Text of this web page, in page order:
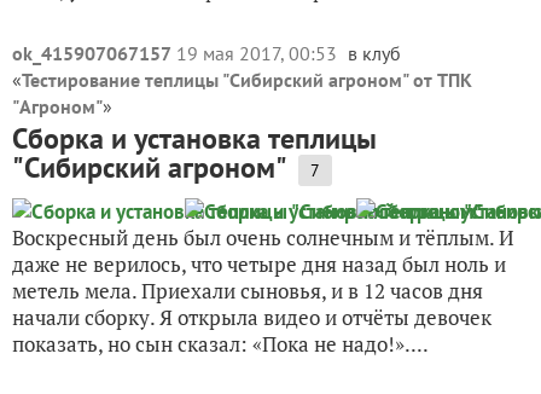
ok_415907067157 19 мая 2017, 00:53 в клуб
«Тестирование теплицы "Сибирский агроном" от ТПК
"Агроном"»
Сборка и установка теплицы
"Сибирский агроном" 7
Воскресный день был очень солнечным и тёплым. И
даже не верилось, что четыре дня назад был ноль и
метель мела. Приехали сыновья, и в 12 часов дня
начали сборку. Я открыла видео и отчёты девочек
показать, но сын сказал: «Пока не надо!»....